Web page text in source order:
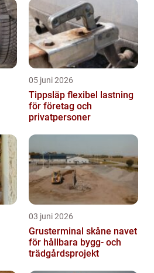
05 juni 2026
Tippsläp flexibel lastning
för företag och
privatpersoner
03 juni 2026
Grusterminal skåne navet
för hållbara bygg- och
trädgårdsprojekt